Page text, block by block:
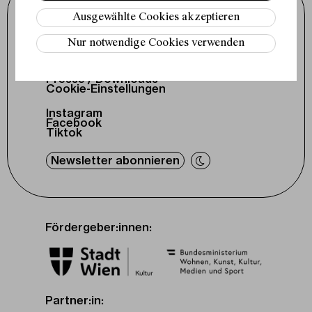
mechana.Schauspielhaus Wien GmbH
Porzellangasse 19
1090 Wien
+43 1 317 01 01
office@schauspielhaus.at
Presse / Downloads
Cookie-Einstellungen
Instagram
Facebook
Tiktok
Newsletter abonnieren
Fördergeber:innen:
Partner:in:
Ausgewählte Cookies akzeptieren
Nur notwendige Cookies verwenden